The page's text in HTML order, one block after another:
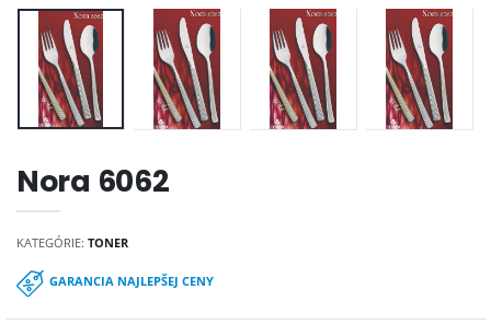
Nora 6062
KATEGÓRIE:TONER
GARANCIA NAJLEPŠEJ CENY